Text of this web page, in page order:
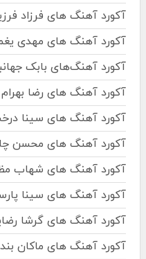
آکورد آهنگ های فرزاد
آکورد آهنگ های مهدی
آکورد آهنگ‌های بابک
آکورد آهنگ های رضا بهرام
آکورد آهنگ های سینا
آکورد آهنگ های محسن
آکورد آهنگ های شهاب
آکورد آهنگ های سینا
آکورد آهنگ های گرشا
آکورد آهنگ های ماکان بند